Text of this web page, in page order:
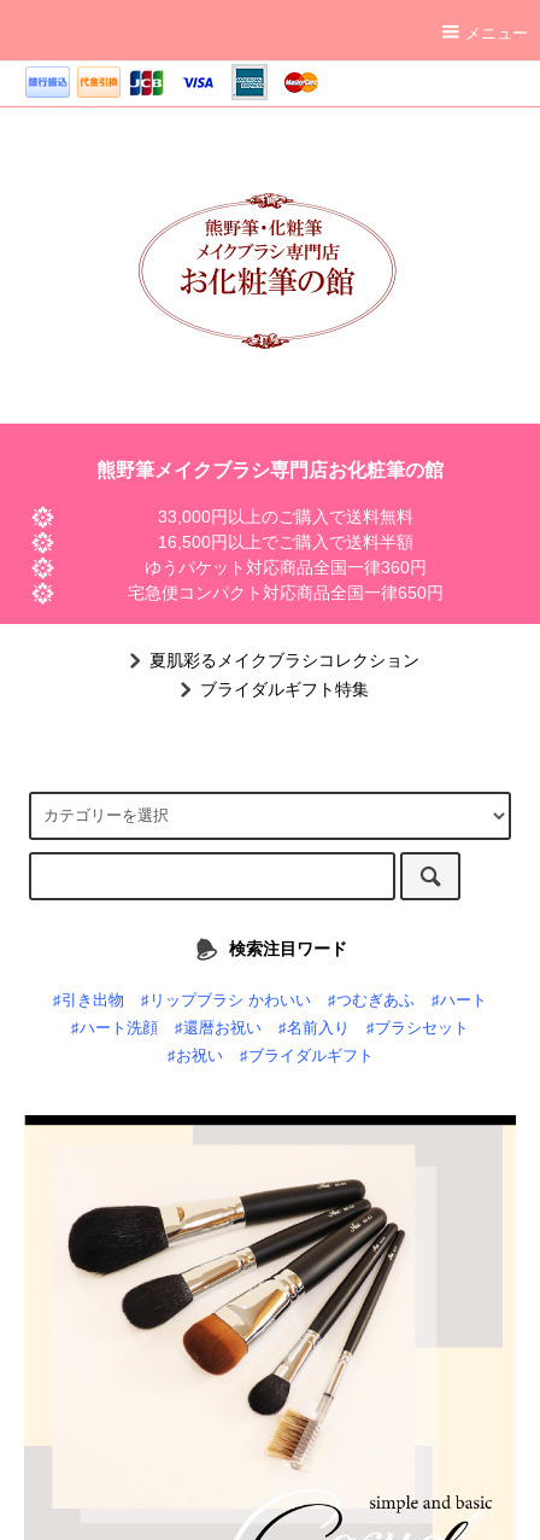
メニュー
熊野筆メイクブラシ専門店お化粧筆の館
33,000円以上のご購入で送料無料
16,500円以上でご購入で送料半額
ゆうパケット対応商品全国一律360円
宅急便コンパクト対応商品全国一律650円
夏肌彩るメイクブラシコレクション
ブライダルギフト特集
検索注目ワード
♯引き出物 ♯リップブラシ かわいい ♯つむぎあふ
♯ハート
♯ハート洗顔
♯還暦お祝い ♯名前入り
♯ブラシセット
♯お祝い
♯ブライダルギフト